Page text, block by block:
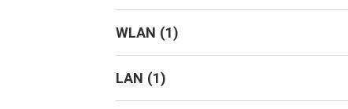
WLAN (1)
LAN (1)